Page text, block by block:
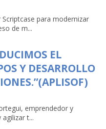
para modernizar
de m...
EL
Y DESARROLLO
emprendedor y
t...